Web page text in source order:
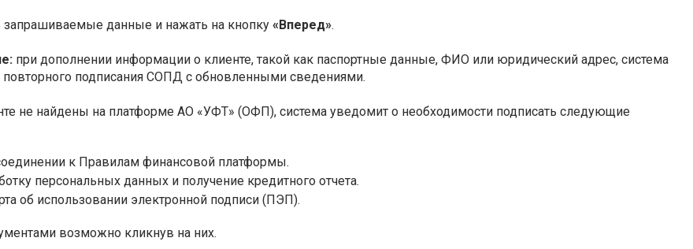
запрашиваемые данные и нажать на кнопку «Вперед».
при дополнении информации о клиенте, такой как паспортные данные, ФИО или юридический адрес, система
повторного подписания СОПД с обновленными сведениями.
не найдены на платформе АО «УФТ» (ОФП), система уведомит о необходимости подписать следующие
к Правилам финансовой платформы.
персональных данных и получение кредитного отчета.
об использовании электронной подписи (ПЭП).
возможно кликнув на них.